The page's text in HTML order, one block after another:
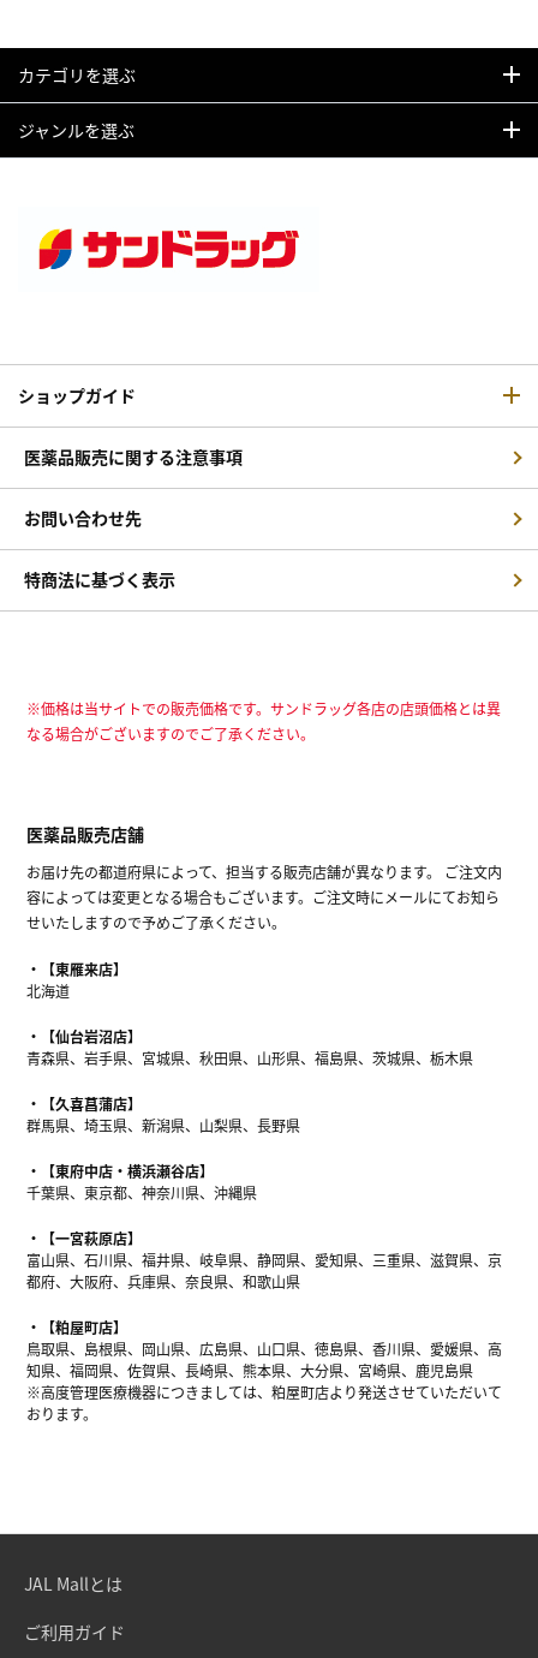
カテゴリを選ぶ
ジャンルを選ぶ
ショップガイド
医薬品販売に関する注意事項
お問い合わせ先
特商法に基づく表示
※価格は当サイトでの販売価格です。サンドラッグ各店の店頭価格とは異
なる場合がございますのでご了承ください。
医薬品販売店舗
お届け先の都道府県によって、担当する販売店舗が異なります。 ご注文内
容によっては変更となる場合もございます。ご注文時にメールにてお知ら
せいたしますので予めご了承ください。
【東雁来店】
北海道
【仙台岩沼店】
青森県、岩手県、宮城県、秋田県、山形県、福島県、茨城県、栃木県
【久喜菖蒲店】
群馬県、埼玉県、新潟県、山梨県、長野県
【東府中店・横浜瀬谷店】
千葉県、東京都、神奈川県、沖縄県
【一宮萩原店】
富山県、石川県、福井県、岐阜県、静岡県、愛知県、三重県、滋賀県、京
都府、大阪府、兵庫県、奈良県、和歌山県
【粕屋町店】
鳥取県、島根県、岡山県、広島県、山口県、徳島県、香川県、愛媛県、高
知県、福岡県、佐賀県、長崎県、熊本県、大分県、宮崎県、鹿児島県
※高度管理医療機器につきましては、粕屋町店より発送させていただいて
おります。
JAL Mallとは
ご利用ガイド